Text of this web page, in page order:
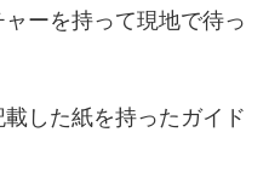
ーを持って現地で待っ
した紙を持ったガイド